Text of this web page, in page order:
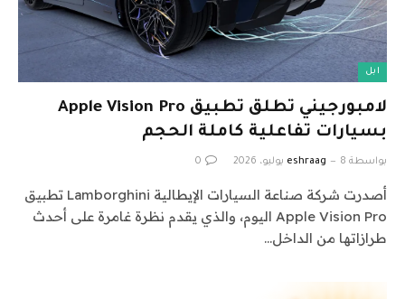
ابل
لامبورجيني تطلق تطبيق Apple Vision Pro
بسيارات تفاعلية كاملة الحجم
بواسطة eshraag 8 يوليو، 2026 0
أصدرت شركة صناعة السيارات الإيطالية Lamborghini تطبيق
Apple Vision Pro اليوم، والذي يقدم نظرة غامرة على أحدث
طرازاتها من الداخل…